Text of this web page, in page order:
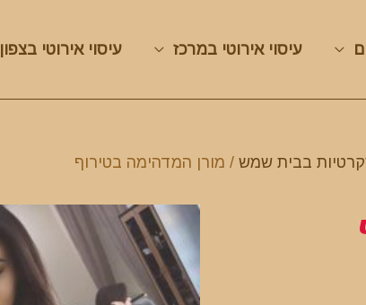
עיסוי אירוטי במרכז עיסוי אירוטי בצפון
בבית שמש / מורן המדהימה בטירוף